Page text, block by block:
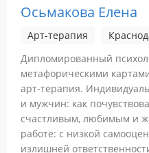
Осьмакова Елена
Арт-терапия
Дипломированный
метафорическими
арт-терапия.
и мужчин: как
счастливым, любимым и
работе: с низкой
излишней